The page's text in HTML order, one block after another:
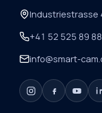
Industriestrasse
+41 52 525 89 88
info@smart-